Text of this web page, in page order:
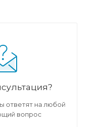
ответят на любой
вопрос